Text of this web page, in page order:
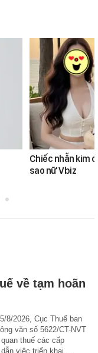
Chiếc nhẫn kim
sao nữ Vbiz
về tạm hoãn
8/2026, Cục Thuế ban
văn số 5622/CT-NVT
thuế các cấp
việc triển khai…